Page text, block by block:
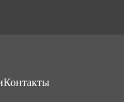
Контакты